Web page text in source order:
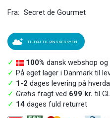
Fra: Secret de Gourmet
TILFØJ TIL ØNSKESKYEN
✓ 100% dansk webshop og
✓ På eget lager i Danmark til
✓ 1-2 dages levering på
✓ Gratis fragt ved 699 kr. til
✓ 14 dages fuld returret